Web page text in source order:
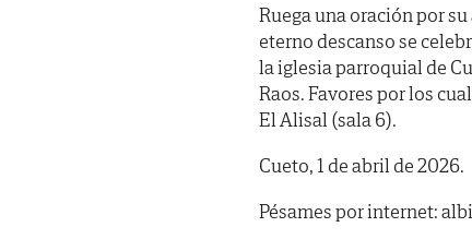
Ruega una oración por
eterno descanso se
la iglesia parroquial de
Raos. Favores por los
El Alisal (sala 6).
Cueto, 1 de abril de 2026.
Pésames por internet: